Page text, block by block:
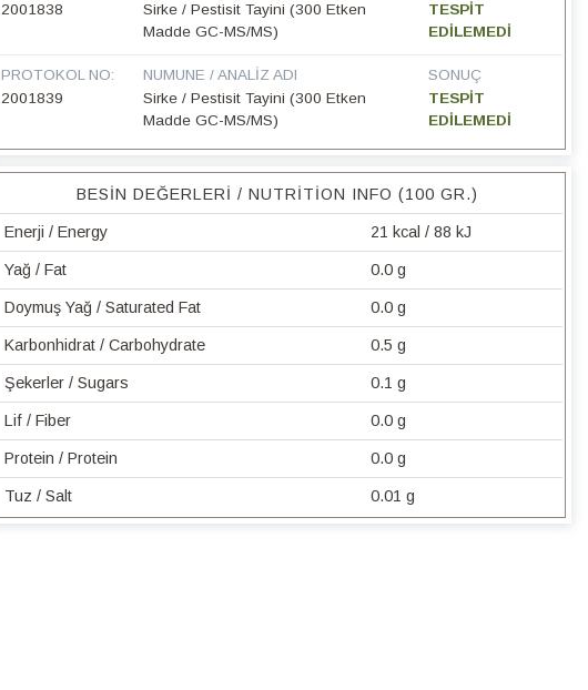
2001838
Sirke / Pestisit Tayini (300 Etken
Madde GC-MS/MS)
TESPİT
EDİLEMEDİ
PROTOKOL NO:
2001839
NUMUNE / ANALIZ ADI
Sirke / Pestisit Tayini (300 Etken
Madde GC-MS/MS)
SONUÇ
TESPİT
EDİLEMEDİ
BESIN DEĞERLERI / NUTRITION INFO (100 GR.)
Enerji / Energy 21 kcal / 88 kJ
Yağ / Fat 0.0 g
Doymuş Yağ / Saturated Fat 0.0 g
Karbonhidrat / Carbohydrate 0.5 g
Şekerler / Sugars 0.1 g
Lif / Fiber 0.0 g
Protein / Protein 0.0 g
Tuz / Salt 0.01 g